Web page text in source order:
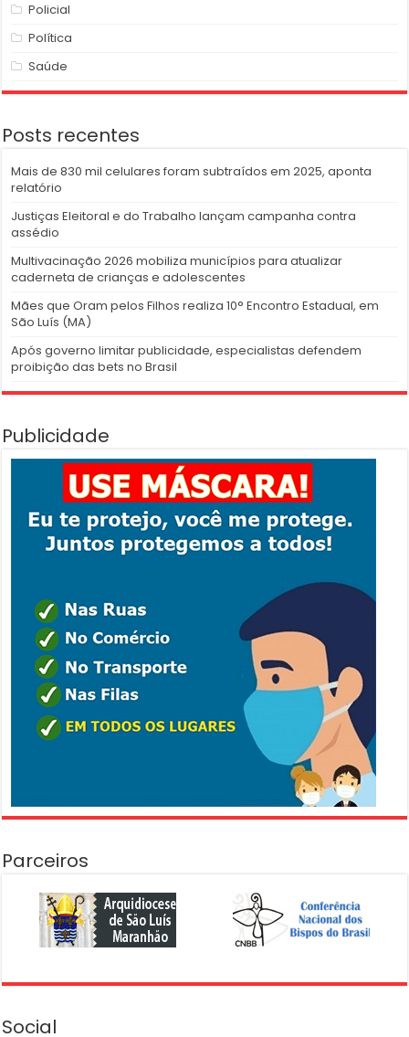
Policial
Política
Saúde
Posts recentes
Mais de 830 mil celulares foram subtraídos em 2025, aponta
relatório
Justiças Eleitoral e do Trabalho lançam campanha contra
assédio
Multivacinação 2026 mobiliza municípios para atualizar
caderneta de crianças e adolescentes
Mães que Oram pelos Filhos realiza 10° Encontro Estadual, em
São Luís (MA)
Após governo limitar publicidade, especialistas defendem
proibição das bets no Brasil
Publicidade
Parceiros
Social